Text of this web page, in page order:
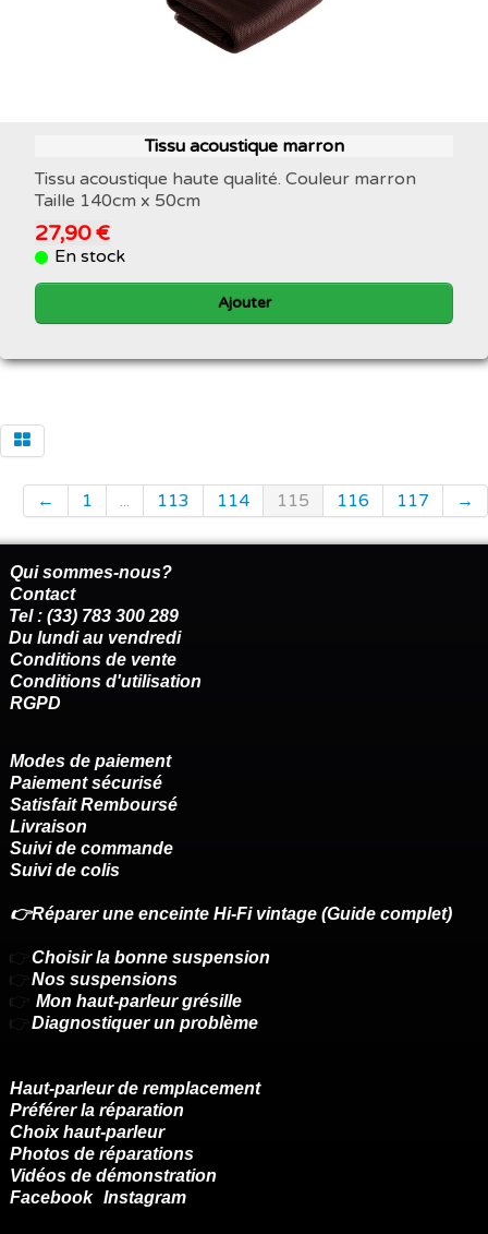
Tissu acoustique marron
Tissu acoustique haute qualité. Couleur marron
Taille 140cm x 50cm
27,90 €
En stock
Ajouter
← 1 ... 113 114 115 116 117 →
Qui sommes-nous?
Contact
Tel : (33) 783 300 289
Du lundi au vendredi
Conditions de vente
Conditions d'utilisation
RGPD
Modes de paiement
Paiement sécurisé
Satisfait Remboursé
Livraison
Suivi de commande
Suivi de colis
👉Réparer une enceinte Hi-Fi vintage (Guide complet)
👉 Choisir la bonne suspension
👉 Nos suspensions
👉 Mon haut-parleur grésille
👉 Diagnostiquer un problème
Haut-parleur de remplacement
Préférer la réparation
Choix haut-parleur
Photos de réparations
Vidéos de démonstration
Facebook Instagram